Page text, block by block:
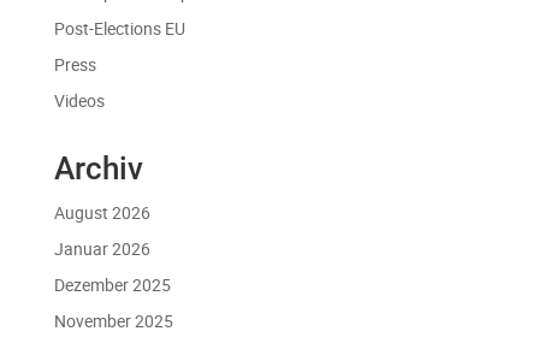
Post-Elections EU
Press
Videos
Archiv
August 2026
Januar 2026
Dezember 2025
November 2025